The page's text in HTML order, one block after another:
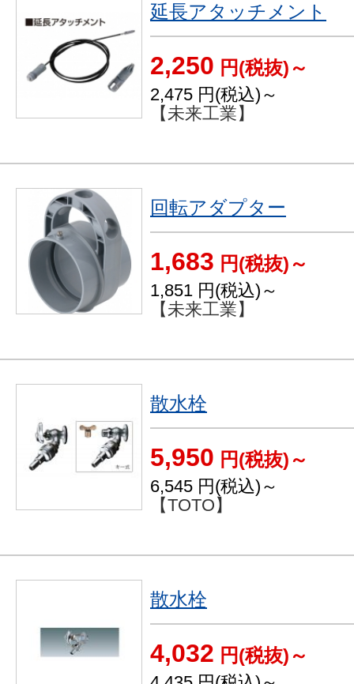
延長アタッチメント
2,250 円(税抜)～
2,475 円(税込)～
【未来工業】
回転アダプター
1,683 円(税抜)～
1,851 円(税込)～
【未来工業】
散水栓
5,950 円(税抜)～
6,545 円(税込)～
【TOTO】
散水栓
4,032 円(税抜)～